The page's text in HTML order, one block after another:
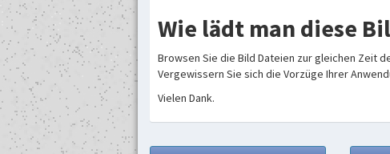
Wie lädt man diese
Browsen Sie die Bild Dateien zur gleichen Zeit
Vergewissern Sie sich die Vorzüge Ihrer
Vielen Dank.